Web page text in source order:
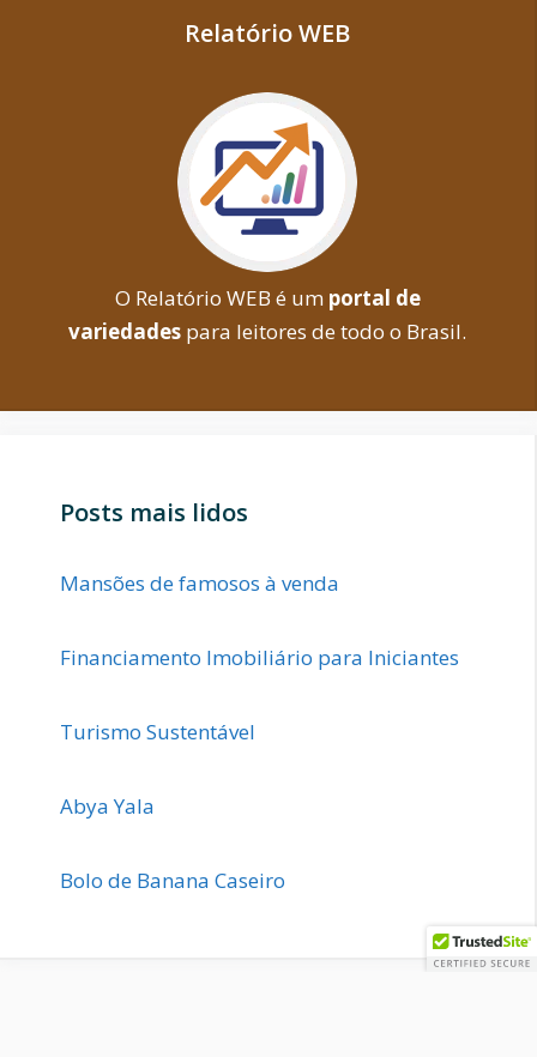
Relatório WEB
O Relatório WEB é um portal de
variedades para leitores de todo o Brasil.
Posts mais lidos
Mansões de famosos à venda
Financiamento Imobiliário para Iniciantes
Turismo Sustentável
Abya Yala
Bolo de Banana Caseiro